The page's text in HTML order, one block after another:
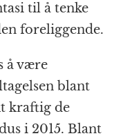
til å tenke
foreliggende.
å være
blant
kraftig de
i 2015. Blant